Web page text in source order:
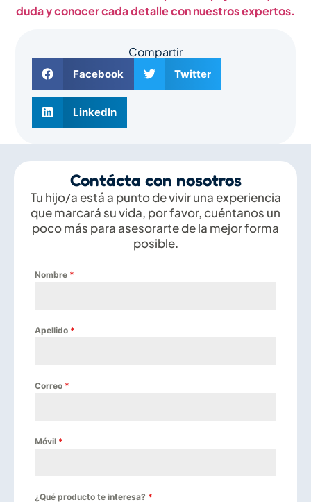
duda y conocer cada detalle con nuestros expertos.
Compartir
Facebook Twitter
LinkedIn
Contácta con nosotros
Tu hijo/a está a punto de vivir una experiencia
que marcará su vida, por favor, cuéntanos un
poco más para asesorarte de la mejor forma
posible.
Nombre *
Apellido *
Correo *
Móvil *
¿Qué producto te interesa? *